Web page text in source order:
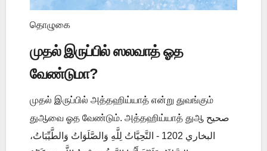
தொழுகை
முதல் இருப்பில் ஸலவாத் ஓத
வேண்டுமா?
முதல் இருப்பில் அத்தஹிய்யாத் என்று துவங்கும்
துஆவை ஓத வேண்டும். அத்தஹிய்யாத் துஆ صحيح
البخاري 1202 - التَّحِيَّاتُ لِلَّهِ وَالصَّلَوَاتُ وَالطَّيِّبَاتُ،